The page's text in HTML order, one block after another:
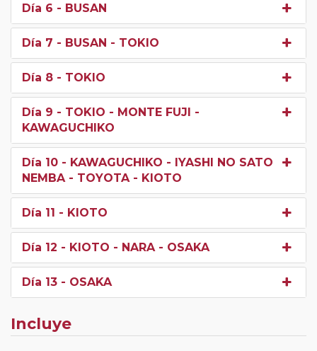
Día 6 - BUSAN
Día 7 - BUSAN - TOKIO
Día 8 - TOKIO
Día 9 - TOKIO - MONTE FUJI -
KAWAGUCHIKO
Día 10 - KAWAGUCHIKO - IYASHI NO SATO
NEMBA - TOYOTA - KIOTO
Día 11 - KIOTO
Día 12 - KIOTO - NARA - OSAKA
Día 13 - OSAKA
Incluye